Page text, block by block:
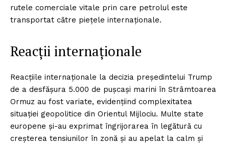
rutele comerciale vitale prin care petrolul este
transportat către piețele internaționale.
Reacții internaționale
Reacțiile internaționale la decizia președintelui Trump
de a desfășura 5.000 de pușcași marini în Strâmtoarea
Ormuz au fost variate, evidențiind complexitatea
situației geopolitice din Orientul Mijlociu. Multe state
europene și-au exprimat îngrijorarea în legătură cu
creșterea tensiunilor în zonă și au apelat la calm și